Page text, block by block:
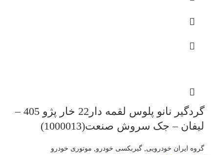
گردگیر نانو پلوس لقمه دار22 خار پژو 405 –
لیفان – جک سروش صنعت(1000013)
گروه ایران خودرویی, گیربکسی خودرو, موتوری خودرو